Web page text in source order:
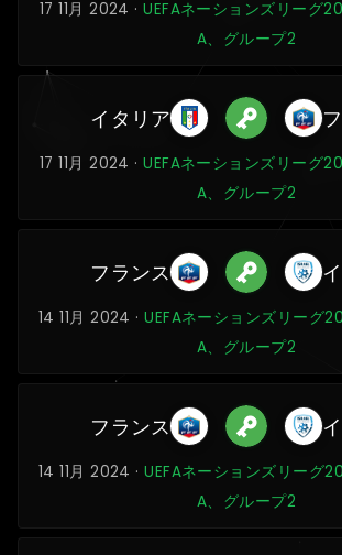
17 11月 2024 ·UEFAネーションズリーグ
A、グループ2
イタリア
17 11月 2024 ·UEFAネーションズリーグ
A、グループ2
フランス
14 11月 2024 ·UEFAネーションズリーグ
A、グループ2
フランス
14 11月 2024 ·UEFAネーションズリーグ
A、グループ2